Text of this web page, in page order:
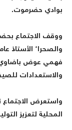
حضرموت.
الاجتماع بحضور
الأستاذ
عوض باضاوي،
للصيف
الاجتماع
لتعزيز